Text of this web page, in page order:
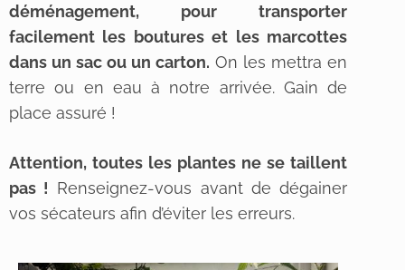
déménagement, pour transporter
facilement les boutures et les marcottes
dans un sac ou un carton. On les mettra en
terre ou en eau à notre arrivée. Gain de
place assuré !
Attention, toutes les plantes ne se taillent
pas ! Renseignez-vous avant de dégainer
vos sécateurs afin d’éviter les erreurs.